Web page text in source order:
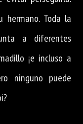
hermano. Toda la
a diferentes
¡e incluso a
ninguno puede